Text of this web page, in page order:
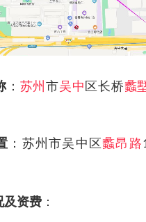
： 苏州市吴中 区长桥蠡
：苏州市吴中区蠡昂路
及资费 ：